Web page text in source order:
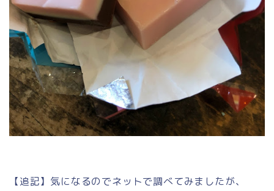
【追記】気になるのでネットで調べてみましたが、